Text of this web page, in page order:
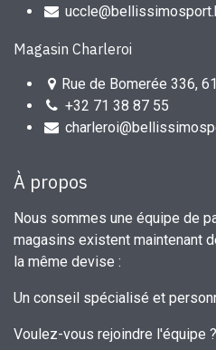
Magasin Charleroi
Rue de Bomerée 336,
+32 71 38 87 55
À propos
Nous sommes une équipe de
magasins existent maintenant
la même devise :
Un conseil spécialisé et
Voulez-vous rejoindre l'équipe ?